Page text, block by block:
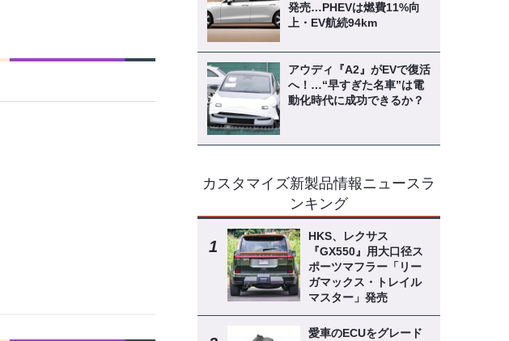
発売…PHEVは燃費11%向
上・EV航続94km
アウディ『A2』がEVで復活
へ！…“早すぎた名車”は電
動化時代に成功できるか？
カスタマイズ新製品情報ニュースラ
ンキング
HKS、レクサス
『GX550』用大口径ス
ポーツマフラー「リー
ガマックス・トレイル
マスター」発売
愛車のECUをグレード